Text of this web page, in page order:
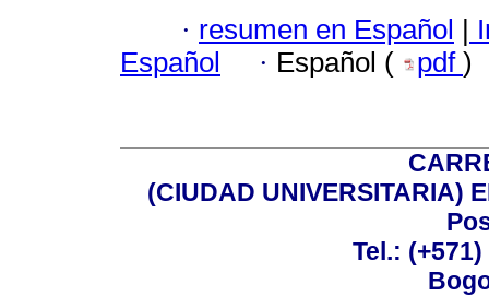
· resumen en Español |
Español
· Español ( pdf )
(CIUDAD UNIVERSITARIA)
Tel.: